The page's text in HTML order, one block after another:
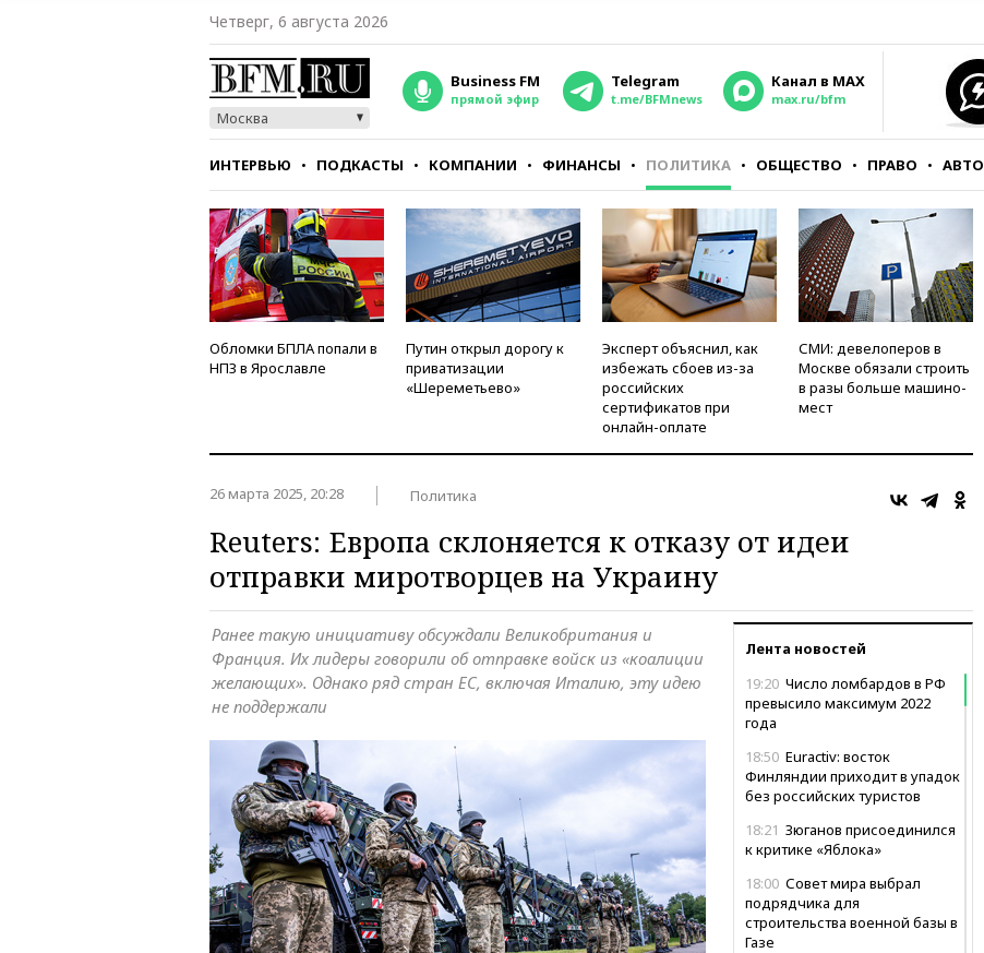
Четверг, 6 августа 2026
Москва
Business FM
прямой эфир
Telegram
t.me/BFMnews
Канал в MAX
max.ru/bfm
ИНТЕРВЬЮ ПОДКАСТЫ КОМПАНИИ ФИНАНСЫ ПОЛИТИКА ОБЩЕСТВО ПРАВО АВТО
СТИЛЬ ТЕСТЫ
Обломки БПЛА попали в
НПЗ в Ярославле
Путин открыл дорогу к
приватизации
«Шереметьево»
Эксперт объяснил, как
избежать сбоев из-за
российских
сертификатов при
онлайн-оплате
СМИ: девелоперов в
Москве обязали строить
в разы больше машино-
мест
26 марта 2025, 20:28 Политика
Reuters: Европа склоняется к отказу от идеи
отправки миротворцев на Украину
Лента новостей
19:20 Число ломбардов в РФ
превысило максимум 2022
года
18:50 Euractiv: восток
Финляндии приходит в упадок
без российских туристов
18:21 Зюганов присоединился
к критике «Яблока»
18:00 Совет мира выбрал
подрядчика для
строительства военной базы в
Газе
Ранее такую инициативу обсуждали Великобритания и
Франция. Их лидеры говорили об отправке войск из «коалиции
желающих». Однако ряд стран ЕС, включая Италию, эту идею
не поддержали